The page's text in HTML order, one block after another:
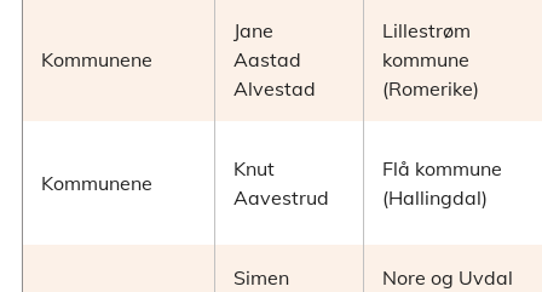
Kommunene
Jane
Aastad
Alvestad
Lillestrøm
kommune
(Romerike)
Kommunene
Knut
Aavestrud
Flå kommune
(Hallingdal)
Simen
Nore og Uvdal